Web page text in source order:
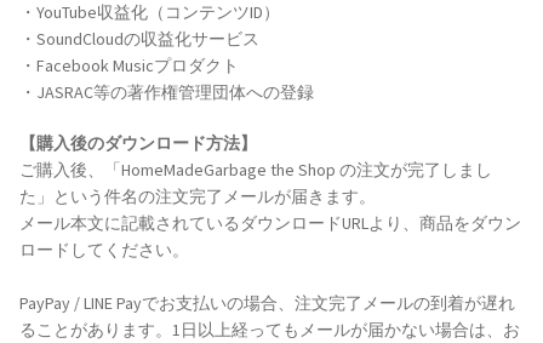
・YouTube収益化（コンテンツID）
・SoundCloudの収益化サービス
・Facebook Musicプロダクト
・JASRAC等の著作権管理団体への登録
【購入後のダウンロード方法】
ご購入後、「HomeMadeGarbage the Shop の注文が完了しまし
た」という件名の注文完了メールが届きます。
メール本文に記載されているダウンロードURLより、商品をダウン
ロードしてください。
PayPay / LINE Payでお支払いの場合、注文完了メールの到着が遅れ
ることがあります。1日以上経ってもメールが届かない場合は、お